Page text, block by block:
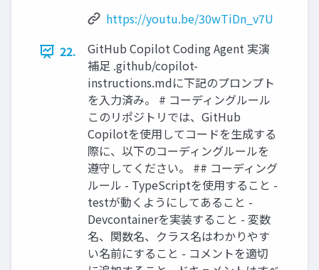
https://youtu.be/30wTiDn_v7U
22.
GitHub Copilot Coding Agent 実演
補足 .github/copilot-
instructions.mdに下記のプロンプト
を入力済み。 # コーディングルール
このリポジトリでは、GitHub
Copilotを使用してコードを生成する
際に、以下のコーディングルールを
遵守してください。 ## コーディング
ルール - TypeScriptを使用すること -
testが動くようにしてあること -
Devcontainerを実装すること - 変数
名、関数名、クラス名はわかりやす
い名前にすること - コメントを適切